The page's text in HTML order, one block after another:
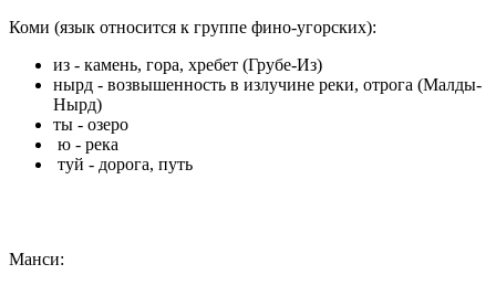
Коми (язык относится к группе фино-угорских):
из - камень, гора, хребет (Грубе-Из)
нырд - возвышенность в излучине реки, отрога (Малды-
Нырд)
ты - озеро
ю - река
туй - дорога, путь
Манси: